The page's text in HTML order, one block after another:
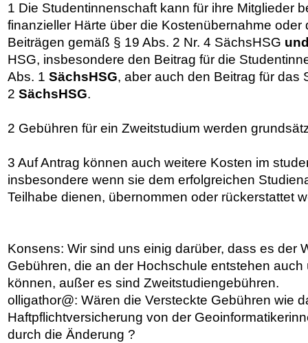
1 Die Studentinnenschaft kann für ihre Mitglieder
finanzieller Härte über die Kostenübernahme oder
Beiträgen gemäß § 19 Abs. 2 Nr. 4 SächsHSG
HSG, insbesondere den Beitrag für die
Abs. 1 SächsHSG, aber auch den Beitrag für das
2 SächsHSG.
2 Gebühren für ein Zweitstudium werden
3 Auf Antrag können auch weitere Kosten im
insbesondere wenn sie dem erfolgreichen
Teilhabe dienen, übernommen oder rückerstattet
Konsens: Wir sind uns einig darüber, dass es der
Gebühren, die an der Hochschule entstehen
können, außer es sind Zweitstudiengebühren.
olligathor@: Wären die Versteckte Gebühren wie
Haftpflichtversicherung von der
durch die Änderung ?